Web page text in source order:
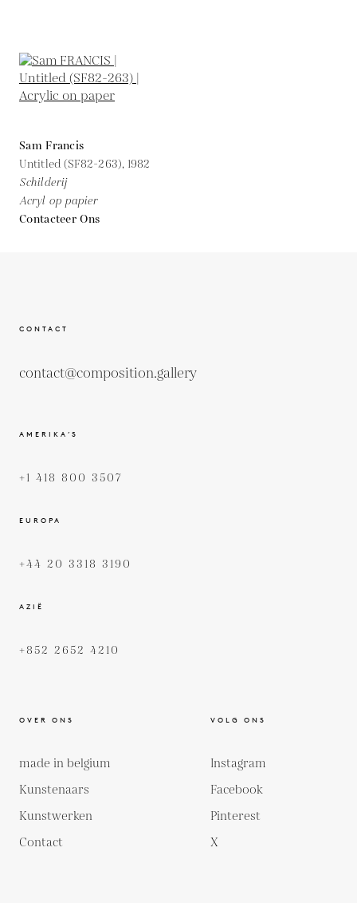
Sam Francis
Untitled (SF82-263), 1982
Schilderij
Acryl op papier
Contacteer Ons
CONTACT
contact@composition.gallery
AMERIKA’S
+1 418 800 3507
EUROPA
+44 20 3318 3190
AZIË
+852 2652 4210
OVER ONS
made in belgium
Kunstenaars
Kunstwerken
Contact
VOLG ONS
Instagram
Facebook
Pinterest
X